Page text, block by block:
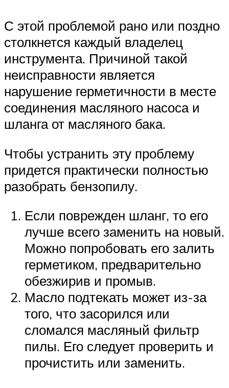
С этой проблемой рано или поздно
столкнется каждый владелец
инструмента. Причиной такой
неисправности является
нарушение герметичности в месте
соединения масляного насоса и
шланга от масляного бака.
Чтобы устранить эту проблему
придется практически полностью
разобрать бензопилу.
Если поврежден шланг, то его
лучше всего заменить на новый.
Можно попробовать его залить
герметиком, предварительно
обезжирив и промыв.
Масло подтекать может из-за
того, что засорился или
сломался масляный фильтр
пилы. Его следует проверить и
прочистить или заменить.